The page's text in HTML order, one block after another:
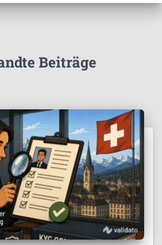
Beiträge